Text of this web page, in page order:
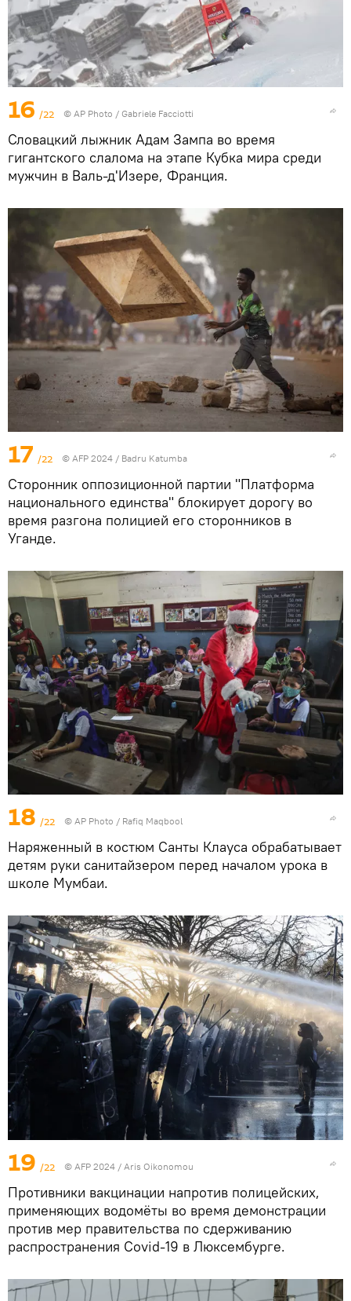
16 /22 © AP Photo / Gabriele Facciotti
Словацкий лыжник Адам Зампа во время
гигантского слалома на этапе Кубка мира среди
мужчин в Валь-д'Изере, Франция.
17 /22 © AFP 2024 / Badru Katumba
Сторонник оппозиционной партии "Платформа
национального единства" блокирует дорогу во
время разгона полицией его сторонников в
Уганде.
18 /22 © AP Photo / Rafiq Maqbool
Наряженный в костюм Санты Клауса обрабатывает
детям руки санитайзером перед началом урока в
школе Мумбаи.
19 /22 © AFP 2024 / Aris Oikonomou
Противники вакцинации напротив полицейских,
применяющих водомёты во время демонстрации
против мер правительства по сдерживанию
распространения Covid-19 в Люксембурге.